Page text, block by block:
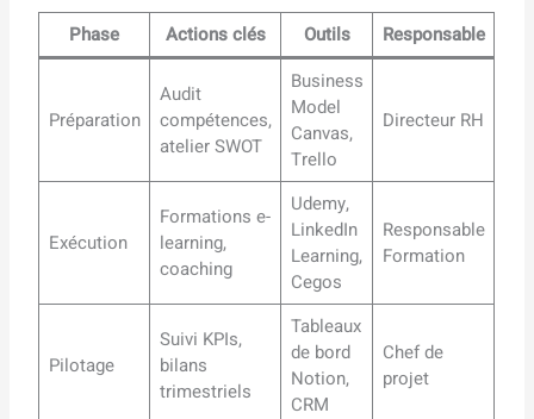
Phase Actions clés Outils Responsable
Préparation
Audit
compétences,
atelier SWOT
Business
Model
Canvas,
Trello
Directeur RH
Exécution
Formations e-
learning,
coaching
Udemy,
LinkedIn
Learning,
Cegos
Responsable
Formation
Pilotage
Suivi KPIs,
bilans
trimestriels
Tableaux
de bord
Notion,
CRM
Chef de
projet